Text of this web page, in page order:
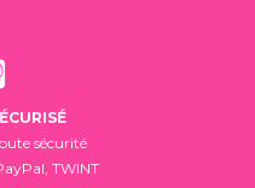
sécurité
TWINT